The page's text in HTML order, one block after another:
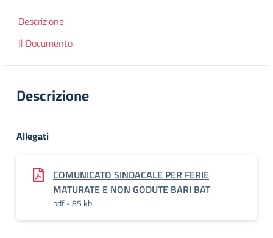
Descrizione
Il Documento
Descrizione
Allegati
COMUNICATO SINDACALE PER FERIE
MATURATE E NON GODUTE BARI BAT
pdf - 85 kb